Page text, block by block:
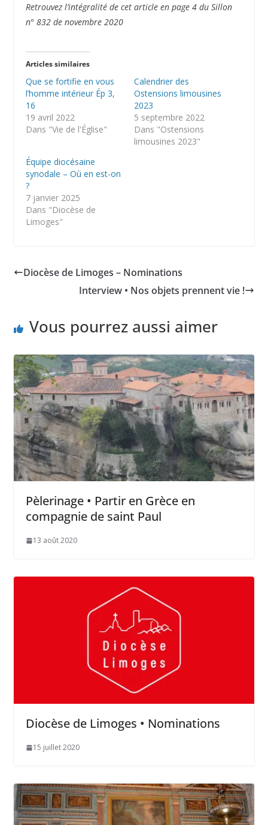
Retrouvez l’intégralité de cet article en page 4 du Sillon
n° 832 de novembre 2020
Articles similaires
Que se fortifie en vous
l’homme intérieur Ép 3,
16
19 avril 2022
Dans "Vie de l'Église"
Calendrier des
Ostensions limousines
2023
5 septembre 2022
Dans "Ostensions
limousines 2023"
Équipe diocésaine
synodale – Où en est-on
?
7 janvier 2025
Dans "Diocèse de
Limoges"
Diocèse de Limoges – Nominations
Interview • Nos objets prennent vie !
Vous pourrez aussi aimer
Pèlerinage • Partir en Grèce en
compagnie de saint Paul
13 août 2020
Diocèse de Limoges • Nominations
15 juillet 2020